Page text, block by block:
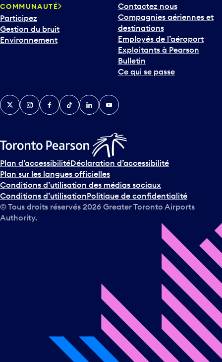
COMMUNAUTÉ
Participez
Gestion du bruit
Environnement
Contactez nous
Compagnies aériennes et
destinations
Employés de l’aéroport
Exploitants à Pearson
Bulletin
Ce qui se passe
TwitterInstagramFacebook
TikTokLinkedInYouTube
Plan d’accessibilitéDéclaration d’accessibilité
Plan sur les langues officielles
Conditions d’utilisation des médias sociaux
Conditions d’utilisationPolitique de confidentialité
© Tous droits réservés 2026 Greater Toronto Airports
Authority.